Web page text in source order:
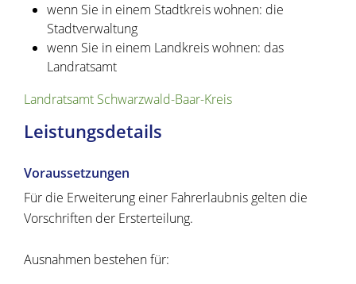
wenn Sie in einem Stadtkreis wohnen: die
Stadtverwaltung
wenn Sie in einem Landkreis wohnen: das
Landratsamt
Landratsamt Schwarzwald-Baar-Kreis
Leistungsdetails
Voraussetzungen
Für die Erweiterung einer Fahrerlaubnis gelten die
Vorschriften der Ersterteilung.
Ausnahmen bestehen für: